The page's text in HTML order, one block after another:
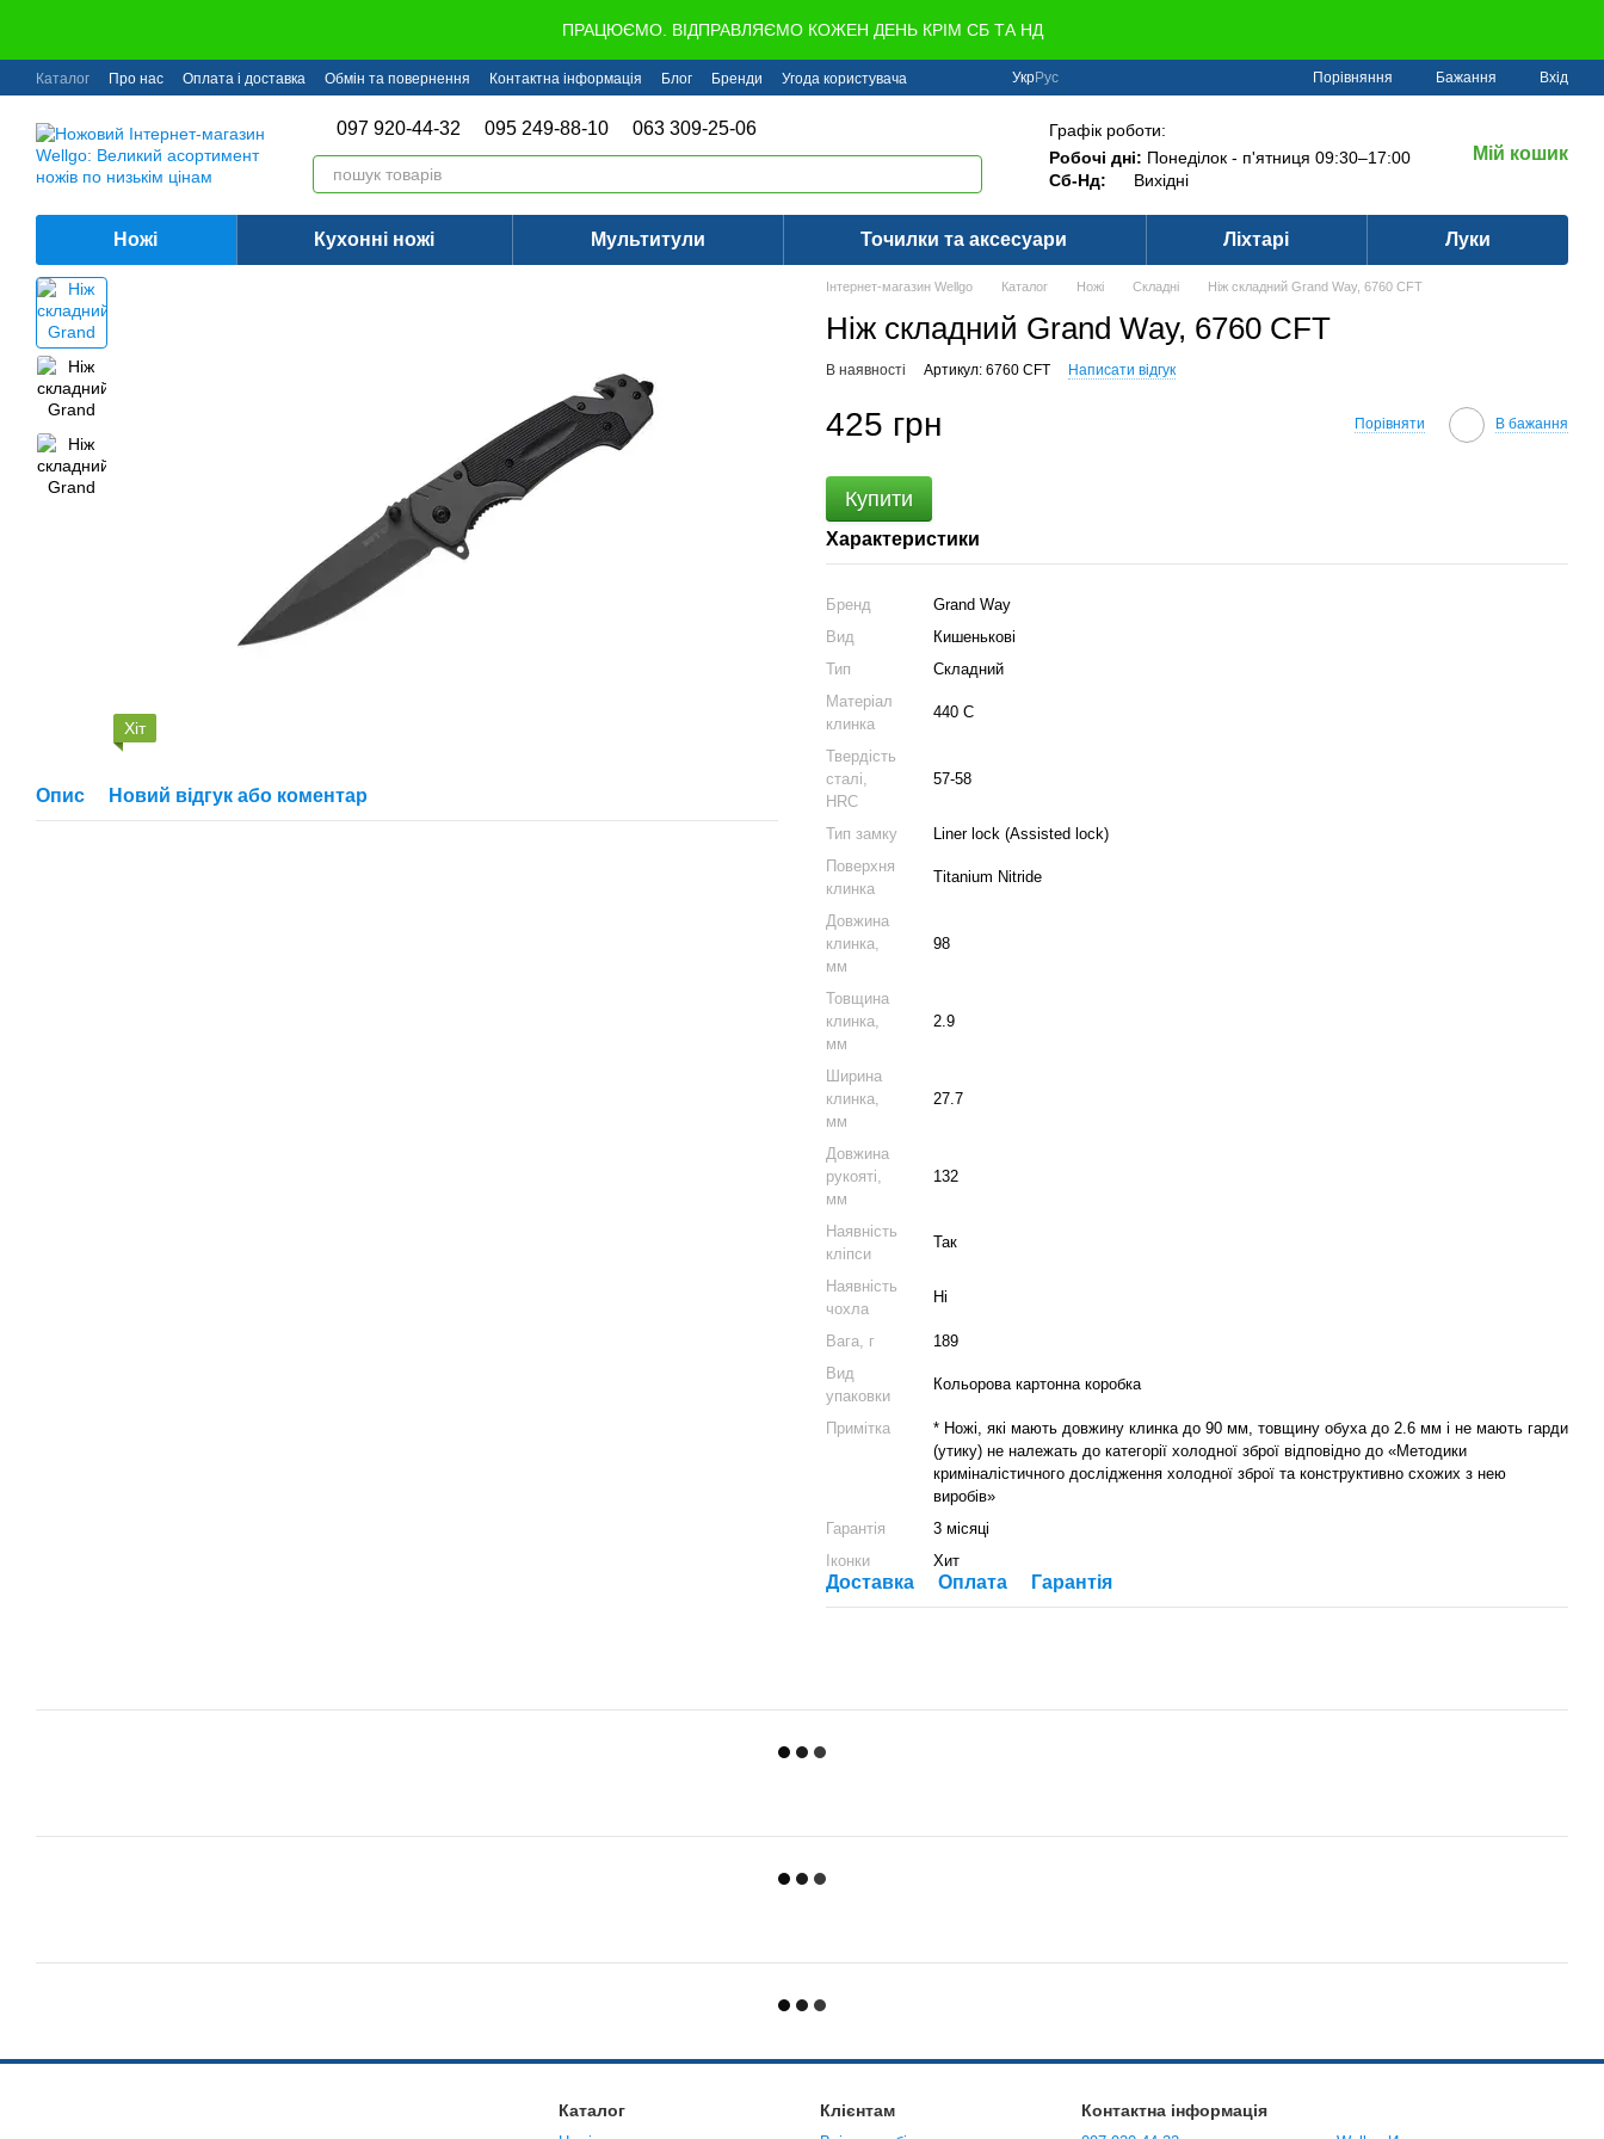
ПРАЦЮЄМО. ВІДПРАВЛЯЄМО КОЖЕН ДЕНЬ КРІМ СБ ТА НД
Каталог Про нас Оплата і доставка Обмін та повернення Контактна інформація Блог Бренди Угода користувача УкрРус Порівняння Бажання Вхід
097 920-44-32 095 249-88-10 063 309-25-06
Графік роботи:
Робочі дні: Понеділок - п'ятниця 09:30–17:00
Сб-Нд:
Вихідні
Мій кошик
Ножі Кухонні ножі Мультитули Точилки та аксесуари Ліхтарі Луки
Хіт
Опис Новий відгук або коментар
Інтернет-магазин Wellgo Каталог Ножі Складні Ніж складний Grand Way, 6760 CFT
Ніж складний Grand Way, 6760 CFT
В наявності Артикул: 6760 CFT Написати відгук
425 грн Порівняти В бажання
Купити
Характеристики
Бренд
Grand Way
Вид
Кишенькові
Тип
Складний
Матеріал
клинка
440 C
Твердість
сталі,
HRC
57-58
Тип замку
Liner lock (Assisted lock)
Поверхня
клинка
Titanium Nitride
Довжина
клинка,
мм
98
Товщина
клинка,
мм
2.9
Ширина
клинка,
мм
27.7
Довжина
рукояті,
мм
132
Наявність
кліпси
Так
Наявність
чохла
Ні
Вага, г
189
Вид
упаковки
Кольорова картонна коробка
Примітка
* Ножі, які мають довжину клинка до 90 мм, товщину обуха до 2.6 мм і не мають гарди
(утику) не належать до категорії холодної зброї відповідно до «Методики
криміналістичного дослідження холодної зброї та конструктивно схожих з нею
виробів»
Гарантія
3 місяці
Іконки
Хит
Доставка Оплата Гарантія
Каталог Клієнтам Контактна інформація